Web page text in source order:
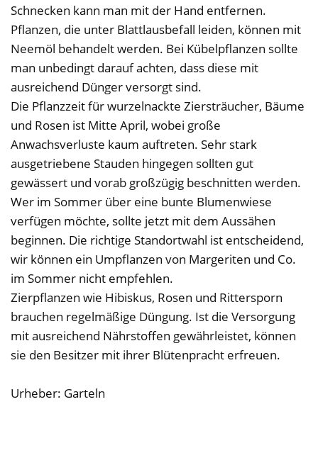
Schnecken kann man mit der Hand entfernen.
Pflanzen, die unter Blattlausbefall leiden, können mit
Neemöl behandelt werden. Bei Kübelpflanzen sollte
man unbedingt darauf achten, dass diese mit
ausreichend Dünger versorgt sind.
Die Pflanzzeit für wurzelnackte Ziersträucher, Bäume
und Rosen ist Mitte April, wobei große
Anwachsverluste kaum auftreten. Sehr stark
ausgetriebene Stauden hingegen sollten gut
gewässert und vorab großzügig beschnitten werden.
Wer im Sommer über eine bunte Blumenwiese
verfügen möchte, sollte jetzt mit dem Aussähen
beginnen. Die richtige Standortwahl ist entscheidend,
wir können ein Umpflanzen von Margeriten und Co.
im Sommer nicht empfehlen.
Zierpflanzen wie Hibiskus, Rosen und Rittersporn
brauchen regelmäßige Düngung. Ist die Versorgung
mit ausreichend Nährstoffen gewährleistet, können
sie den Besitzer mit ihrer Blütenpracht erfreuen.
Urheber: Garteln